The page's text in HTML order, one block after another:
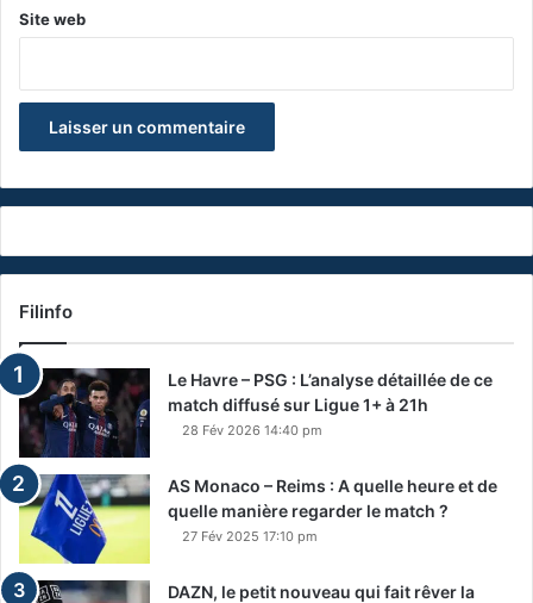
Site web
Filinfo
Le Havre – PSG : L’analyse détaillée de ce
match diffusé sur Ligue 1+ à 21h
28 Fév 2026 14:40 pm
AS Monaco – Reims : A quelle heure et de
quelle manière regarder le match ?
27 Fév 2025 17:10 pm
DAZN, le petit nouveau qui fait rêver la